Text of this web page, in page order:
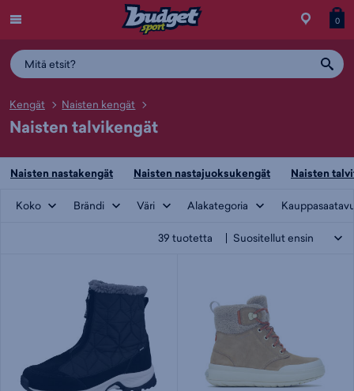
Siirry
0
Kengät Naisten kengät
Naisten talvikengät
Naisten nastakengät Naisten nastajuoksukengät Naisten
Koko Brändi Väri Alakategoria
39 tuotetta